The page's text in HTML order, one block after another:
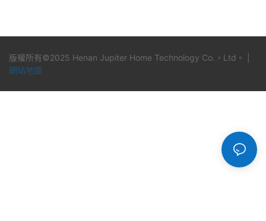
版權所有©2025 Henan Jupiter Home Technology Co.，Ltd。 |
網站地圖